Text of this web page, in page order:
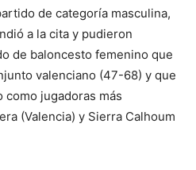
de categoría masculina,
a la cita y pudieron
de baloncesto femenino que
valenciano (47-68) y que
jugadoras más
(Valencia) y Sierra Calhoum